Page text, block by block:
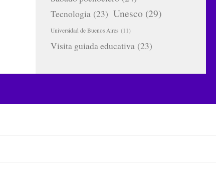
Tecnologia (23) Unesco (29)
Universidad de Buenos Aires (11)
Visita guiada educativa (23)